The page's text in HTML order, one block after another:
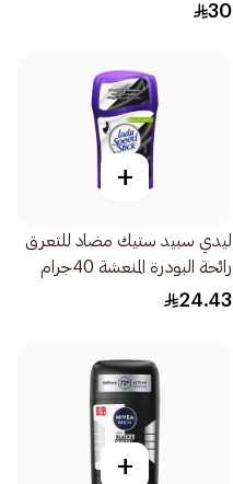
30
+
ليدي سبيد ستيك مضاد للتعرق
رائحة البودرة المنعشة 40جرام
24.43
+